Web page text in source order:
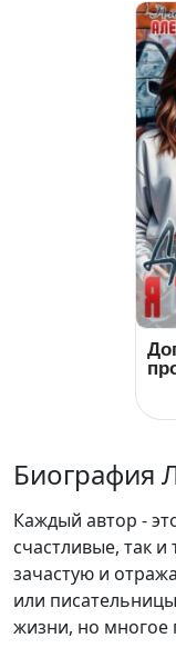
Биография
Каждый автор -
счастливые, так и
зачастую и
или
жизни, но многое